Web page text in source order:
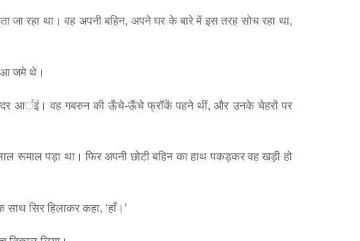
जा रहा था। वह अपनी बहिन, अपने घर के बारे में इस तरह सोच रहा था,
आ जमे थे।
आर्इं। वह गबरुन की ऊँचे-ऊँचे फ्रॉकें पहने थीं, और उनके चेहरों पर
रूमाल पड़ा था। फिर अपनी छोटी बहिन का हाथ पकड़कर वह खड़ी हो
साथ सिर हिलाकर कहा, ‘हाँ।’